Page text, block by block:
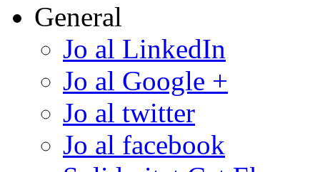
General
Jo al LinkedIn
Jo al Google +
Jo al twitter
Jo al facebook